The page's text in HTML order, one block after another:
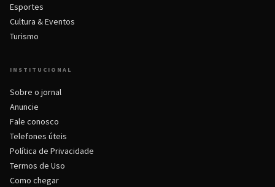
Esportes
Cultura & Eventos
Turismo
INSTITUCIONAL
Sobre o jornal
Anuncie
Fale conosco
Telefones úteis
Política de Privacidade
Termos de Uso
Como chegar